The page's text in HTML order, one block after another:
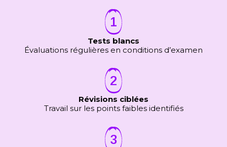
1
Tests blancs
Évaluations régulières en conditions d’examen
2
Révisions ciblées
Travail sur les points faibles identifiés
3